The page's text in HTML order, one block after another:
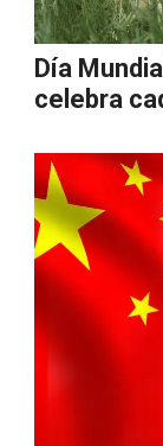
Día
celebra